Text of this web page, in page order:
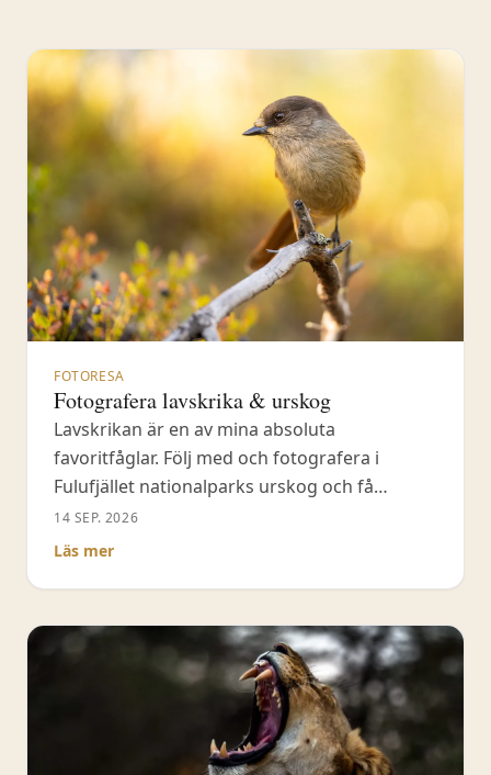
FOTORESA
Fotografera lavskrika & urskog
Lavskrikan är en av mina absoluta
favoritfåglar. Följ med och fotografera i
Fulufjället nationalparks urskog och få
sällskap av dessa vänliga och charmiga
gammelskogsfåglar.
14 SEP. 2026
Läs mer